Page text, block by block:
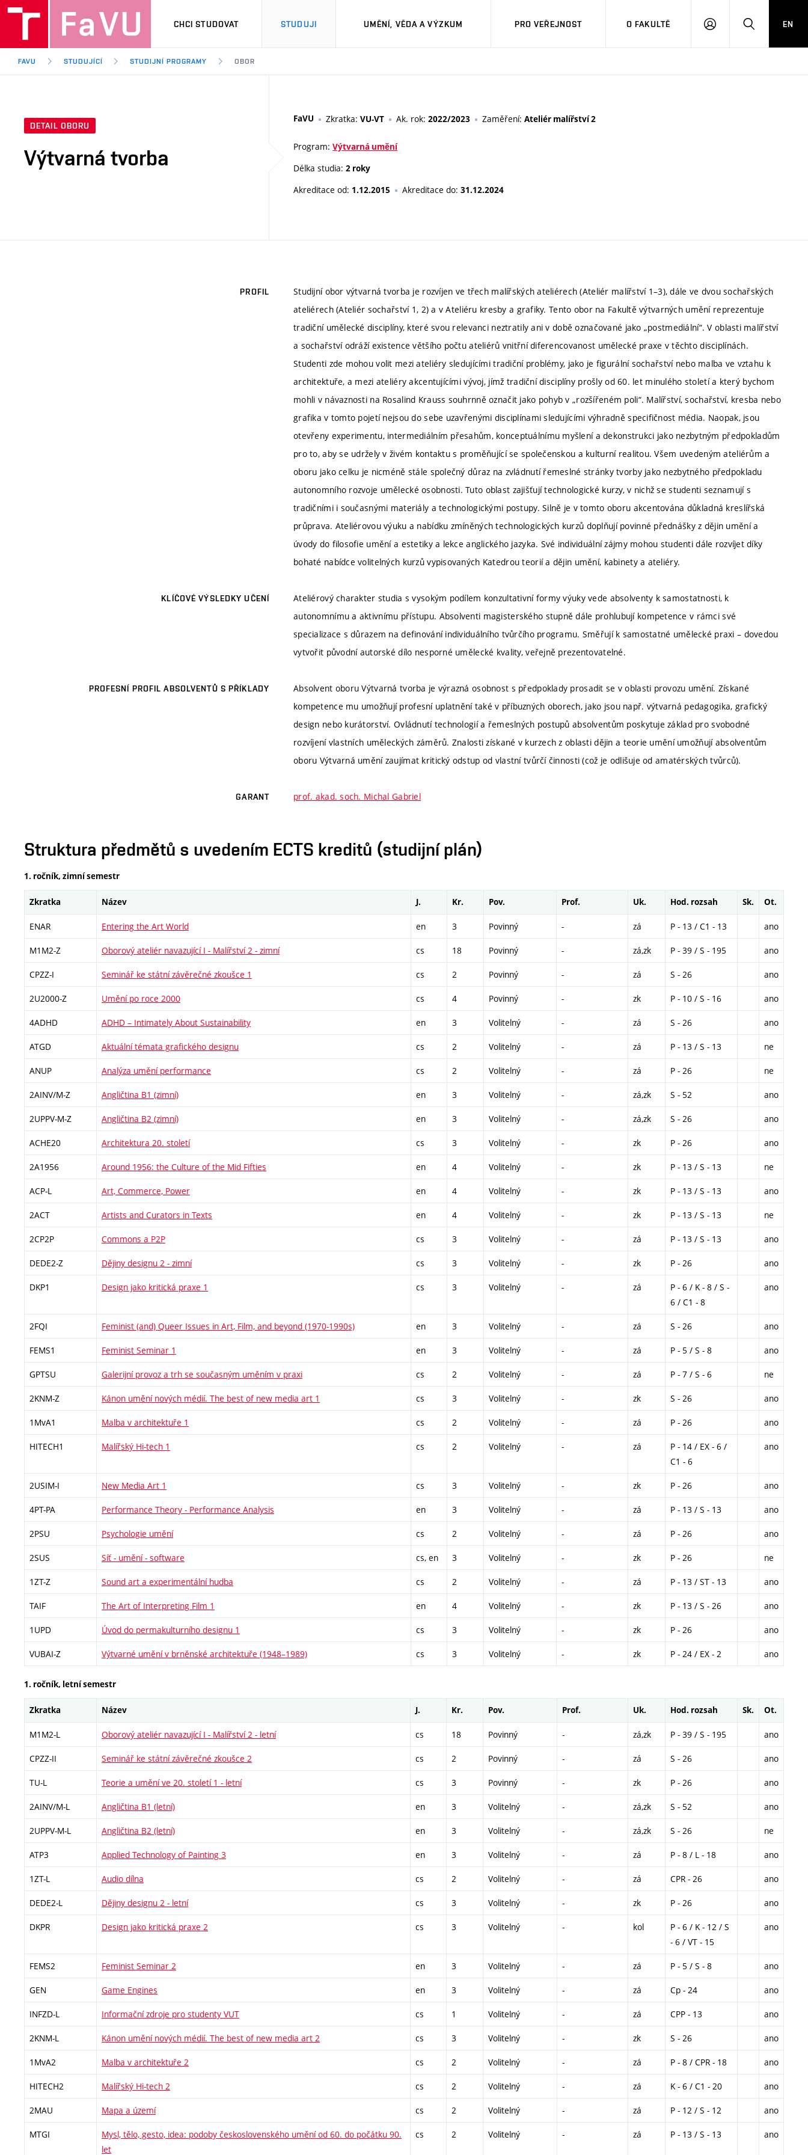
CHCI STUDOVAT STUDUJI UMĚNÍ, VĚDA A VÝZKUM PRO VEŘEJNOST O FAKULTĚ
PŘIHLÁSITHLEDAT
EN
FAVU STUDUJÍCÍ STUDIJNÍ PROGRAMY OBOR
DETAIL OBORU
Výtvarná tvorba
FaVU Zkratka: VU-VT Ak. rok: 2022/2023 Zaměření: Ateliér malířství 2
Program: Výtvarná umění
Délka studia: 2 roky
Akreditace od: 1.12.2015 Akreditace do: 31.12.2024
PROFIL
Studijní obor výtvarná tvorba je rozvíjen ve třech malířských ateliérech (Ateliér malířství 1–3), dále ve dvou sochařských
ateliérech (Ateliér sochařství 1, 2) a v Ateliéru kresby a grafiky. Tento obor na Fakultě výtvarných umění reprezentuje
tradiční umělecké disciplíny, které svou relevanci neztratily ani v době označované jako „postmediální“. V oblasti malířství
a sochařství odráží existence většího počtu ateliérů vnitřní diferencovanost umělecké praxe v těchto disciplínách.
Studenti zde mohou volit mezi ateliéry sledujícími tradiční problémy, jako je figurální sochařství nebo malba ve vztahu k
architektuře, a mezi ateliéry akcentujícími vývoj, jímž tradiční disciplíny prošly od 60. let minulého století a který bychom
mohli v návaznosti na Rosalind Krauss souhrnně označit jako pohyb v „rozšířeném poli“. Malířství, sochařství, kresba nebo
grafika v tomto pojetí nejsou do sebe uzavřenými disciplínami sledujícími výhradně specifičnost média. Naopak, jsou
otevřeny experimentu, intermediálním přesahům, konceptuálnímu myšlení a dekonstrukci jako nezbytným předpokladům
pro to, aby se udržely v živém kontaktu s proměňující se společenskou a kulturní realitou. Všem uvedeným ateliérům a
oboru jako celku je nicméně stále společný důraz na zvládnutí řemeslné stránky tvorby jako nezbytného předpokladu
autonomního rozvoje umělecké osobnosti. Tuto oblast zajišťují technologické kurzy, v nichž se studenti seznamují s
tradičními i současnými materiály a technologickými postupy. Silně je v tomto oboru akcentována důkladná kreslířská
průprava. Ateliérovou výuku a nabídku zmíněných technologických kurzů doplňují povinné přednášky z dějin umění a
úvody do filosofie umění a estetiky a lekce anglického jazyka. Své individuální zájmy mohou studenti dále rozvíjet díky
bohaté nabídce volitelných kurzů vypisovaných Katedrou teorií a dějin umění, kabinety a ateliéry.
KLÍČOVÉ VÝSLEDKY UČENÍ
Ateliérový charakter studia s vysokým podílem konzultativní formy výuky vede absolventy k samostatnosti, k
autonomnímu a aktivnímu přístupu. Absolventi magisterského stupně dále prohlubují kompetence v rámci své
specializace s důrazem na definování individuálního tvůrčího programu. Směřují k samostatné umělecké praxi – dovedou
vytvořit původní autorské dílo nesporné umělecké kvality, veřejně prezentovatelné.
PROFESNÍ PROFIL ABSOLVENTŮ S PŘÍKLADY
Absolvent oboru Výtvarná tvorba je výrazná osobnost s předpoklady prosadit se v oblasti provozu umění. Získané
kompetence mu umožňují profesní uplatnění také v příbuzných oborech, jako jsou např. výtvarná pedagogika, grafický
design nebo kurátorství. Ovládnutí technologií a řemeslných postupů absolventům poskytuje základ pro svobodné
rozvíjení vlastních uměleckých záměrů. Znalosti získané v kurzech z oblasti dějin a teorie umění umožňují absolventům
oboru Výtvarná umění zaujímat kritický odstup od vlastní tvůrčí činnosti (což je odlišuje od amatérských tvůrců).
GARANT prof. akad. soch. Michal Gabriel
Struktura předmětů s uvedením ECTS kreditů (studijní plán)
1. ročník, zimní semestr
Zkratka Název J. Kr. Pov. Prof. Uk. Hod. rozsah Sk. Ot.
ENAR Entering the Art World en 3 Povinný - zá P - 13 / C1 - 13 ano
M1M2-Z Oborový ateliér navazující I - Malířství 2 - zimní cs 18 Povinný - zá,zk P - 39 / S - 195 ano
CPZZ-I Seminář ke státní závěrečné zkoušce 1 cs 2 Povinný - zá S - 26 ano
2U2000-Z Umění po roce 2000 cs 4 Povinný - zk P - 10 / S - 16 ano
4ADHD ADHD – Intimately About Sustainability en 3 Volitelný - zá S - 26 ano
ATGD Aktuální témata grafického designu cs 2 Volitelný - zá P - 13 / S - 13 ne
ANUP Analýza umění performance cs 2 Volitelný - zá P - 26 ne
2AINV/M-Z Angličtina B1 (zimní) en 3 Volitelný - zá,zk S - 52 ano
2UPPV-M-Z Angličtina B2 (zimní) en 3 Volitelný - zá,zk S - 26 ano
ACHE20 Architektura 20. století cs 3 Volitelný - zk P - 26 ano
2A1956 Around 1956: the Culture of the Mid Fifties en 4 Volitelný - zk P - 13 / S - 13 ne
ACP-L Art, Commerce, Power en 4 Volitelný - zk P - 13 / S - 13 ano
2ACT Artists and Curators in Texts en 4 Volitelný - zk P - 13 / S - 13 ne
2CP2P Commons a P2P cs 3 Volitelný - zá P - 13 / S - 13 ano
DEDE2-Z Dějiny designu 2 - zimní cs 3 Volitelný - zk P - 26 ano
DKP1 Design jako kritická praxe 1 cs 3 Volitelný - zá
P - 6 / K - 8 / S -
6 / C1 - 8
ano
2FQI Feminist (and) Queer Issues in Art, Film, and beyond (1970-1990s) en 3 Volitelný - zá S - 26 ano
FEMS1 Feminist Seminar 1 en 3 Volitelný - zá P - 5 / S - 8 ano
GPTSU Galerijní provoz a trh se současným uměním v praxi cs 2 Volitelný - zá P - 7 / S - 6 ne
2KNM-Z Kánon umění nových médií. The best of new media art 1 cs 3 Volitelný - zk S - 26 ano
1MvA1 Malba v architektuře 1 cs 2 Volitelný - zá P - 26 ano
HITECH1 Malířský Hi-tech 1 cs 2 Volitelný - zá
P - 14 / EX - 6 /
C1 - 6
ano
2USIM-I New Media Art 1 cs 3 Volitelný - zk P - 26 ano
4PT-PA Performance Theory - Performance Analysis en 3 Volitelný - zá P - 13 / S - 13 ano
2PSU Psychologie umění cs 2 Volitelný - zá P - 26 ano
2SUS Síť - umění - software cs, en 3 Volitelný - zk P - 26 ne
1ZT-Z Sound art a experimentální hudba cs 2 Volitelný - zá P - 13 / ST - 13 ano
TAIF The Art of Interpreting Film 1 en 4 Volitelný - zk P - 13 / S - 26 ano
1UPD Úvod do permakulturního designu 1 cs 3 Volitelný - zk P - 26 ano
VUBAI-Z Výtvarné umění v brněnské architektuře (1948–1989) cs 3 Volitelný - zk P - 24 / EX - 2 ano
1. ročník, letní semestr
Zkratka Název J. Kr. Pov. Prof. Uk. Hod. rozsah Sk. Ot.
M1M2-L Oborový ateliér navazující I - Malířství 2 - letní cs 18 Povinný - zá,zk P - 39 / S - 195 ano
CPZZ-II Seminář ke státní závěrečné zkoušce 2 cs 2 Povinný - zá S - 26 ano
TU-L Teorie a umění ve 20. století 1 - letní cs 3 Povinný - zk P - 26 ano
2AINV/M-L Angličtina B1 (letní) en 3 Volitelný - zá,zk S - 52 ano
2UPPV-M-L Angličtina B2 (letní) en 3 Volitelný - zá,zk S - 26 ne
ATP3 Applied Technology of Painting 3 en 3 Volitelný - zá P - 8 / L - 18 ano
1ZT-L Audio dílna cs 2 Volitelný - zá CPR - 26 ano
DEDE2-L Dějiny designu 2 - letní cs 3 Volitelný - zk P - 26 ano
DKPR Design jako kritická praxe 2 cs 3 Volitelný - kol
P - 6 / K - 12 / S
- 6 / VT - 15
ano
FEMS2 Feminist Seminar 2 en 3 Volitelný - zá P - 5 / S - 8 ano
GEN Game Engines en 3 Volitelný - zá Cp - 24 ano
INFZD-L Informační zdroje pro studenty VUT cs 1 Volitelný - zá CPP - 13 ano
2KNM-L Kánon umění nových médií. The best of new media art 2 cs 3 Volitelný - zk S - 26 ano
1MvA2 Malba v architektuře 2 cs 2 Volitelný - zá P - 8 / CPR - 18 ano
HITECH2 Malířský Hi-tech 2 cs 2 Volitelný - zá K - 6 / C1 - 20 ano
2MAU Mapa a území cs 2 Volitelný - zá P - 12 / S - 12 ano
MTGI
Mysl, tělo, gesto, idea: podoby československého umění od 60. do počátku 90.
let
cs 2 Volitelný - zá P - 13 / S - 13 ano